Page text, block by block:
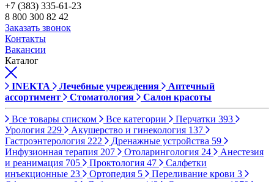
+7 (383) 335-61-23
8 800 300 82 42
Заказать звонок
Контакты
Вакансии
Каталог
INEKTA Лечебные учреждения
Аптечный
ассортимент
Стоматология Салон красоты
Все товары списком Все категории Перчатки 393
Урология 229 Акушерство и гинекология 137
Гастроэнтерология 222 Дренажные устройства 59
Инфузионная терапия 207 Отоларингология 24
Анестезия
и реанимация 705 Проктология 47
Салфетки
инъекционные 23 Ортопедия 5 Переливание крови 3